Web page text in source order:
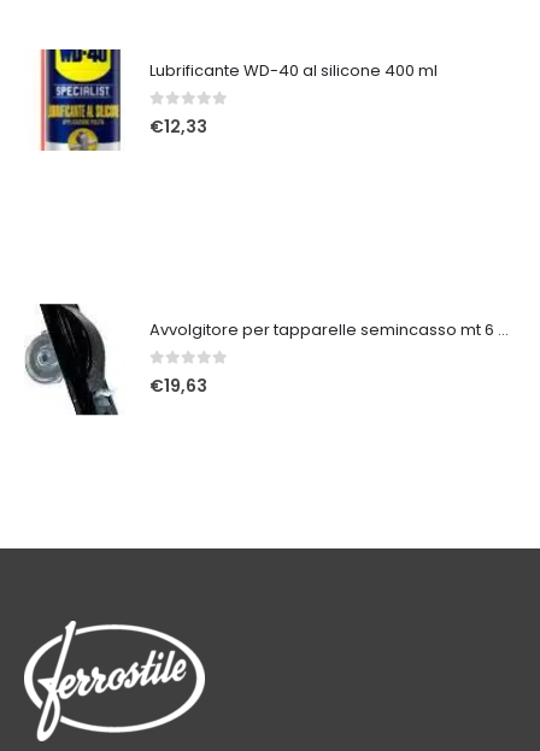
Lubrificante WD-40 al silicone 400 ml
0Su 5
€12,33
Avvolgitore per tapparelle semincasso mt 6 SX
0Su 5
€19,63